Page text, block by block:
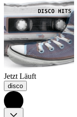
Jetzt Läuft
disco